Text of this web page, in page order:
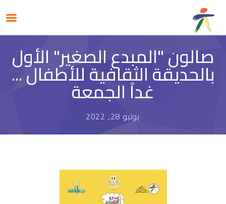
صالون "المبدع الصغير" الأول
بالحديقة الثقافية للأطفال ...
غداً الجمعة
يوليو 28, 2022